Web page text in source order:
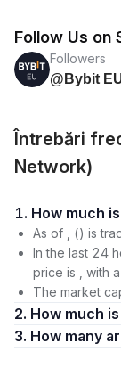
Follow Us on
Followers
@Bybit
Întrebări
Network)
As of , () is
In the last 24
price is , with
The market
2. How much
3.